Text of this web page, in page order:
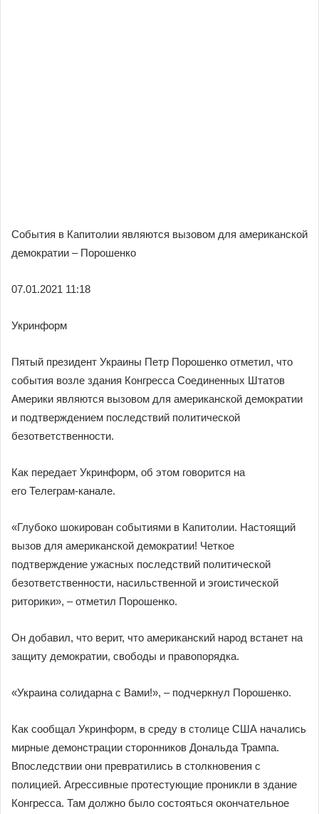
События в Капитолии являются вызовом для американской
демократии – Порошенко
07.01.2021 11:18
Укринформ
Пятый президент Украины Петр Порошенко отметил, что
события возле здания Конгресса Соединенных Штатов
Америки являются вызовом для американской демократии
и подтверждением последствий политической
безответственности.
Как передает Укринформ, об этом говорится на
его Телеграм-канале.
«Глубоко шокирован событиями в Капитолии. Настоящий
вызов для американской демократии! Четкое
подтверждение ужасных последствий политической
безответственности, насильственной и эгоистической
риторики», – отметил Порошенко.
Он добавил, что верит, что американский народ встанет на
защиту демократии, свободы и правопорядка.
«Украина солидарна с Вами!», – подчеркнул Порошенко.
Как сообщал Укринформ, в среду в столице США начались
мирные демонстрации сторонников Дональда Трампа.
Впоследствии они превратились в столкновения с
полицией. Агрессивные протестующие проникли в здание
Конгресса. Там должно было состояться окончательное